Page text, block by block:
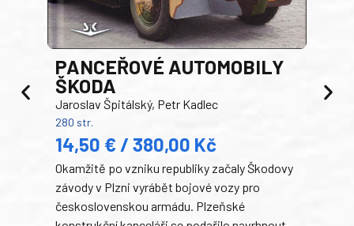
PANCEŘOVÉ AUTOMOBILY
ŠKODA
Jaroslav Špitálský, Petr Kadlec
280 str.
14,50 € / 380,00 Kč
Okamžitě po vzniku republiky začaly Škodovy
závody v Plzni vyrábět bojové vozy pro
československou armádu. Plzeňské